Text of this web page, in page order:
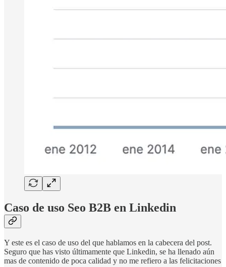
Caso de uso Seo B2B en Linkedin
Y este es el caso de uso del que hablamos en la cabecera del post.
Seguro que has visto últimamente que Linkedin, se ha llenado aún
mas de contenido de poca calidad y no me refiero a las felicitaciones